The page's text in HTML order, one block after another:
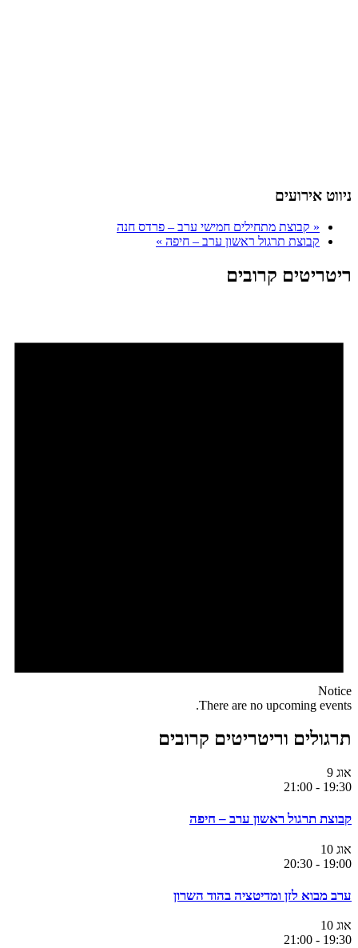
ניווט אירועים
« קבוצת מתחילים חמישי ערב – פרדס חנה
קבוצת תרגול ראשון ערב – חיפה »
ריטריטים קרובים
Notice
There are no upcoming events.
תרגולים וריטריטים קרובים
אוג 9
19:30
-
21:00
קבוצת תרגול ראשון ערב – חיפה
אוג 10
19:00
-
20:30
ערב מבוא לזן ומדיטציה בהוד השרון
אוג 10
19:30
-
21:00